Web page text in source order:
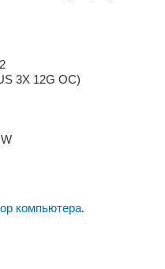
3X 12G OC)
компьютера.